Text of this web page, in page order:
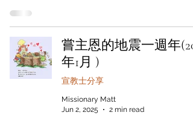
嘗主恩的地震一週年
年1月 )
宣教士分享
Missionary Matt
Jun 2, 2025
2 min read